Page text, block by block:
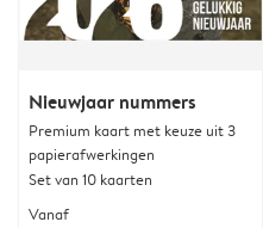
Nieuwjaar nummers
Premium kaart met keuze uit 3
papierafwerkingen
Set van 10 kaarten
Vanaf